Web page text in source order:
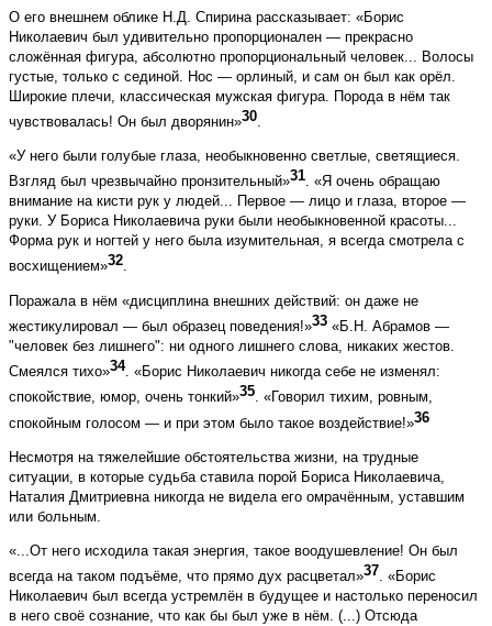
О его внешнем облике Н.Д. Спирина рассказывает: «Борис
Николаевич был удивительно пропорционален — прекрасно
сложённая фигура, абсолютно пропорциональный человек... Волосы
густые, только с сединой. Нос — орлиный, и сам он был как орёл.
Широкие плечи, классическая мужская фигура. Порода в нём так
чувствовалась! Он был дворянин»30.
«У него были голубые глаза, необыкновенно светлые, светящиеся.
Взгляд был чрезвычайно пронзительный»31. «Я очень обращаю
внимание на кисти рук у людей... Первое — лицо и глаза, второе —
руки. У Бориса Николаевича руки были необыкновенной красоты...
Форма рук и ногтей у него была изумительная, я всегда смотрела с
восхищением»32.
Поражала в нём «дисциплина внешних действий: он даже не
жестикулировал — был образец поведения!»33 «Б.Н. Абрамов —
"человек без лишнего": ни одного лишнего слова, никаких жестов.
Смеялся тихо»34. «Борис Николаевич никогда себе не изменял:
спокойствие, юмор, очень тонкий»35. «Говорил тихим, ровным,
спокойным голосом — и при этом было такое воздействие!»36
Несмотря на тяжелейшие обстоятельства жизни, на трудные
ситуации, в которые судьба ставила порой Бориса Николаевича,
Наталия Дмитриевна никогда не видела его омрачённым, уставшим
или больным.
«...От него исходила такая энергия, такое воодушевление! Он был
всегда на таком подъёме, что прямо дух расцветал»37. «Борис
Николаевич был всегда устремлён в будущее и настолько переносил
в него своё сознание, что как бы был уже в нём. (...) Отсюда